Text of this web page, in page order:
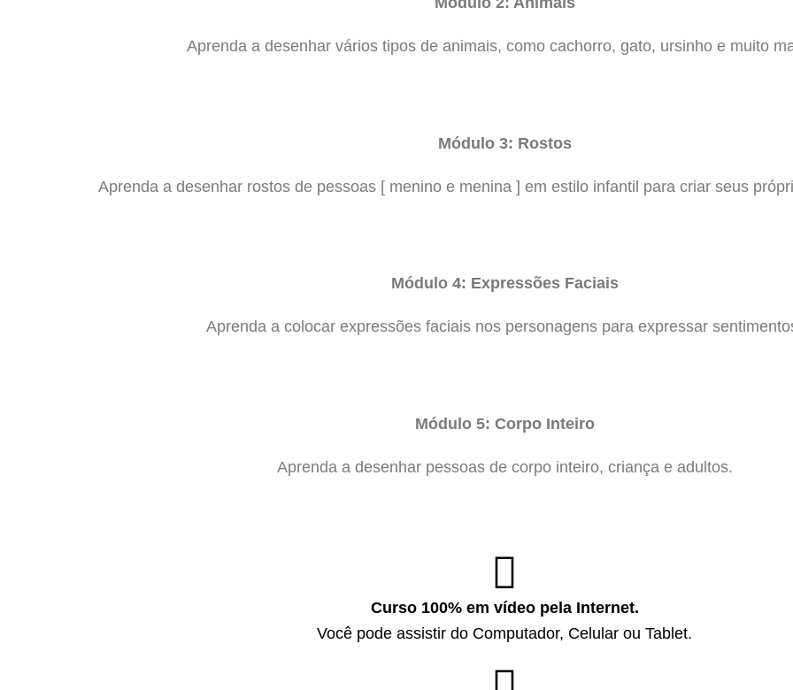
Aprenda a desenhar vários tipos de animais, como cachorro, gato, ursinho e muito
Módulo 3: Rostos
Aprenda a desenhar rostos de pessoas [ menino e menina ] em estilo infantil para criar seus
Módulo 4: Expressões Faciais
Aprenda a colocar expressões faciais nos personagens para expressar
Módulo 5: Corpo Inteiro
Aprenda a desenhar pessoas de corpo inteiro, criança e adultos.
Curso 100% em vídeo pela Internet.
Você pode assistir do Computador, Celular ou Tablet.